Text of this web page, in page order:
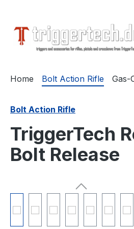
Home Bolt Action Rifle Gas-
Bolt Action Rifle
TriggerTech
Bolt Release